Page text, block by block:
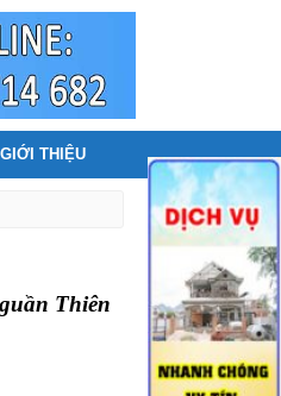
GIỚI THIỆU
Thiên